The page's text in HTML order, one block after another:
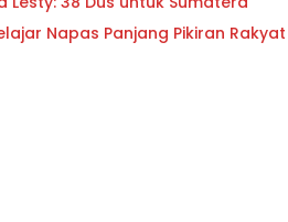
Napas Panjang Pikiran